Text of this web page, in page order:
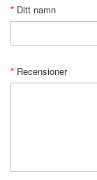
Ditt namn
Recensioner